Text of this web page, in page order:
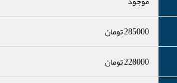
285000تومان
228000تومان